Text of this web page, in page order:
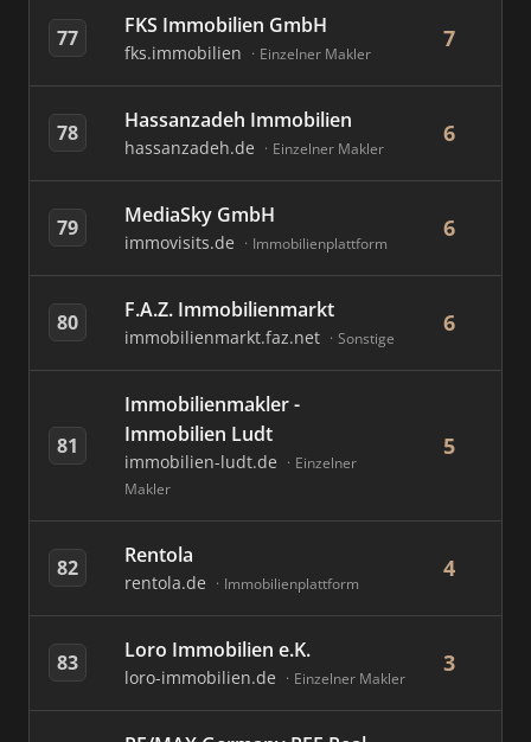
77 FKS Immobilien GmbH
fks.immobilien Einzelner Makler
7
78 Hassanzadeh Immobilien
hassanzadeh.de Einzelner Makler
6
79 MediaSky GmbH
immovisits.de Immobilienplattform
6
80 F.A.Z. Immobilienmarkt
immobilienmarkt.faz.net Sonstige
6
81
Immobilienmakler -
Immobilien Ludt
immobilien-ludt.de
Einzelner
Makler
5
82 Rentola
rentola.de Immobilienplattform
4
83 Loro Immobilien e.K.
loro-immobilien.de Einzelner Makler
3